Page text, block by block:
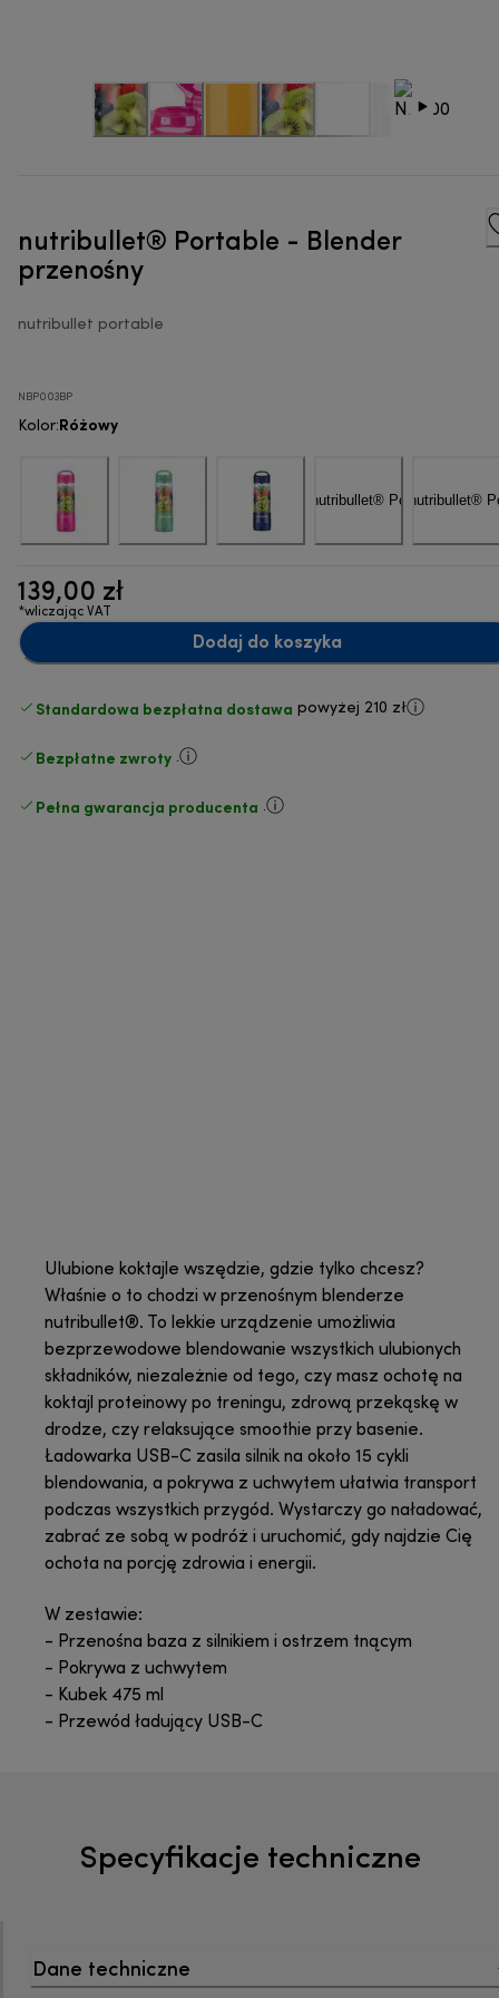
nutribullet® Portable - Blender
przenośny
nutribullet portable
NBP003BP
Kolor:Różowy
139,00 zł
*wliczając VAT
Dodaj do koszyka
Standardowa bezpłatna dostawa powyżej 210 zł
Bezpłatne zwroty .
Pełna gwarancja producenta .
Ulubione koktajle wszędzie, gdzie tylko chcesz?
Właśnie o to chodzi w przenośnym blenderze
nutribullet®. To lekkie urządzenie umożliwia
bezprzewodowe blendowanie wszystkich ulubionych
składników, niezależnie od tego, czy masz ochotę na
koktajl proteinowy po treningu, zdrową przekąskę w
drodze, czy relaksujące smoothie przy basenie.
Ładowarka USB-C zasila silnik na około 15 cykli
blendowania, a pokrywa z uchwytem ułatwia transport
podczas wszystkich przygód. Wystarczy go naładować,
zabrać ze sobą w podróż i uruchomić, gdy najdzie Cię
ochota na porcję zdrowia i energii.
W zestawie:
- Przenośna baza z silnikiem i ostrzem tnącym
- Pokrywa z uchwytem
- Kubek 475 ml
- Przewód ładujący USB-C
Specyfikacje techniczne
Dane techniczne